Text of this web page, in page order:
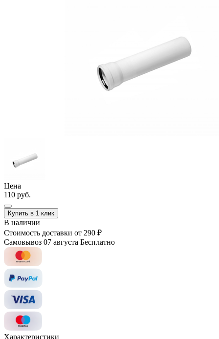
Цена
110 руб.
Купить в 1 клик
В наличии
Стоимость доставки от 290 ₽
Самовывоз 07 августа Бесплатно
Характеристики